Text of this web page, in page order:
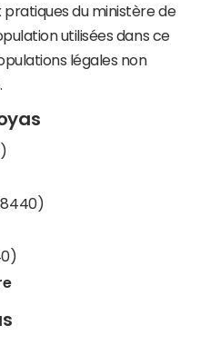
du ministère de
utilisées dans ce
légales non